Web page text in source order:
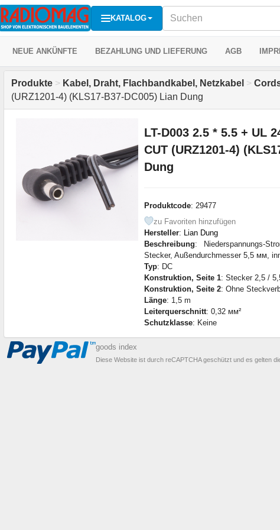
KATALOG
NEUE ANKÜNFTE BEZAHLUNG UND LIEFERUNG AGB
Produkte > Kabel, Draht, Flachbandkabel, Netzkabel >
(URZ1201-4) (KLS17-B37-DC005) Lian Dung
LT-D003 2.5 * 5.5 + UL
CUT (URZ1201-4)
Dung
Produktcode: 29477
zu Favoriten hinzufügen
Hersteller:
Lian Dung
Beschreibung: Niederspannungs-
Stecker, Außendurchmesser 5,5 мм,
Typ: DC
Konstruktion, Seite 1: Stecker 2,5 /
Konstruktion, Seite 2: Ohne
Länge: 1,5 m
Leiterquerschnitt: 0,32 мм²
Schutzklasse: Keine
goods index
Diese Website ist durch reCAPTCHA geschützt und es gelten